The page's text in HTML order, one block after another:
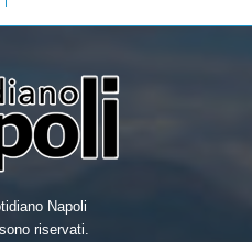
Napoli
riservati.